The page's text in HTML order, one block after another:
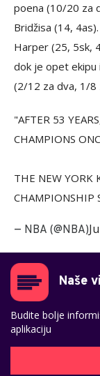
poena (10/20 za
Bridžisa (14,
Harper (25, 5sk,
dok je opet ekipu
(2/12 za dva, 1/8
"AFTER 53
CHAMPIONS
THE NEW YORK
CHAMPIONSHIP
— NBA (@NBA)
Naše
Budite bolje
aplikaciju